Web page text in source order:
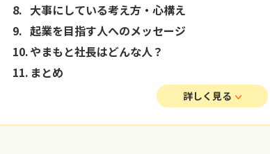
8. 大事にしている考え方・心構え
9. 起業を目指す人へのメッセージ
10.やまもと社長はどんな人？
11. まとめ
詳しく見る